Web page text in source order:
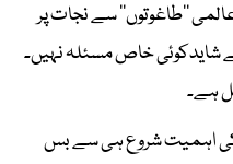
’’طاغوتوں‘‘ سے نجات پر
شایدکوئی خاص مسئلہ نہیں۔
ہے۔
اہمیت شروع ہی سے بس